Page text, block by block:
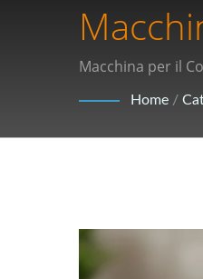
Di
Macchina per il
Home /